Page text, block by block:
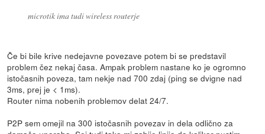
microtik ima tudi wireless routerje
Če bi bile krive nedejavne povezave potem bi se predstavil
problem čez nekaj časa. Ampak problem nastane ko je ogromno
istočasnih poveza, tam nekje nad 700 zdaj (ping se dvigne nad
3ms, prej je < 1ms).
Router nima nobenih problemov delat 24/7.
P2P sem omejil na 300 istočasnih povezav in dela odlično za